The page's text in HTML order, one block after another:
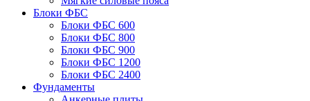
Блоки ФБС
Блоки ФБС 600
Блоки ФБС 800
Блоки ФБС 900
Блоки ФБС 1200
Блоки ФБС 2400
Фундаменты